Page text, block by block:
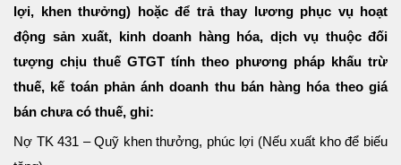
lợi, khen thưởng) hoặc để trả thay lương phục vụ hoạt
động sản xuất, kinh doanh hàng hóa, dịch vụ thuộc đối
tượng chịu thuế GTGT tính theo phương pháp khấu trừ
thuế, kế toán phản ánh doanh thu bán hàng hóa theo giá
bán chưa có thuế, ghi:
Nợ TK 431 – Quỹ khen thưởng, phúc lợi (Nếu xuất kho để biếu